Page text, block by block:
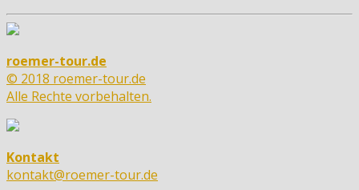
roemer-tour.de
© 2018 roemer-tour.de
Alle Rechte vorbehalten.
Kontakt
kontakt@roemer-tour.de